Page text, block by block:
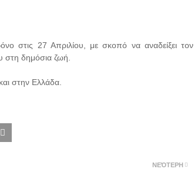
στις 27 Απριλίου, με σκοπό να αναδείξει τον
στη δημόσια ζωή.
στην Ελλάδα.
ΝΕΌΤΕΡΗ